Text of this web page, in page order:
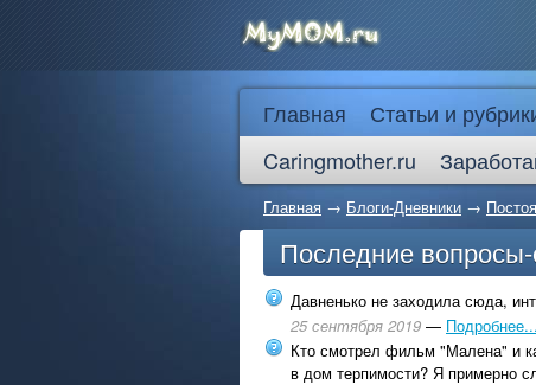
Главная Статьи и
Caringmother.ru
Главная → Блоги-Дневники →
Последние
Давненько не заходила сюда,
25 сентября 2019 — Подробнее...
Кто смотрел фильм "Малена" и
в дом терпимости? Я примерно